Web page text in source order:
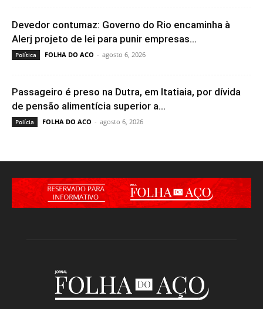
Devedor contumaz: Governo do Rio encaminha à
Alerj projeto de lei para punir empresas...
Política FOLHA DO ACO - agosto 6, 2026
Passageiro é preso na Dutra, em Itatiaia, por dívida
de pensão alimentícia superior a...
Polícia FOLHA DO ACO - agosto 6, 2026